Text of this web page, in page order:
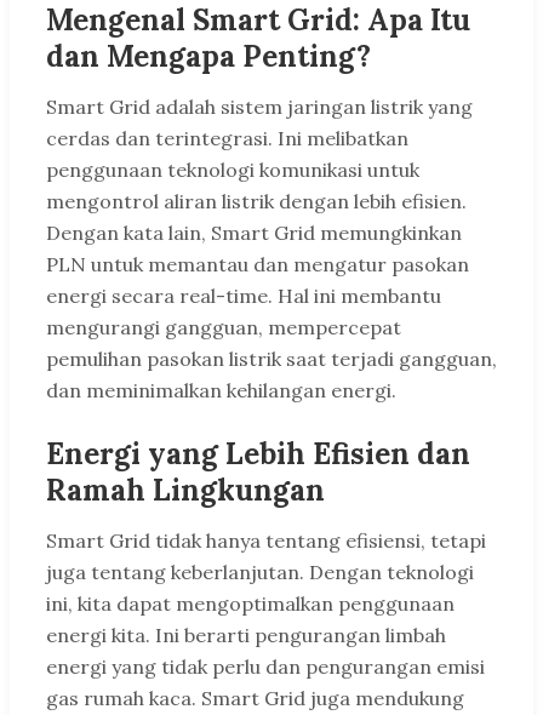
Mengenal Smart Grid: Apa Itu
dan Mengapa Penting?
Smart Grid adalah sistem jaringan listrik yang
cerdas dan terintegrasi. Ini melibatkan
penggunaan teknologi komunikasi untuk
mengontrol aliran listrik dengan lebih efisien.
Dengan kata lain, Smart Grid memungkinkan
PLN untuk memantau dan mengatur pasokan
energi secara real-time. Hal ini membantu
mengurangi gangguan, mempercepat
pemulihan pasokan listrik saat terjadi gangguan,
dan meminimalkan kehilangan energi.
Energi yang Lebih Efisien dan
Ramah Lingkungan
Smart Grid tidak hanya tentang efisiensi, tetapi
juga tentang keberlanjutan. Dengan teknologi
ini, kita dapat mengoptimalkan penggunaan
energi kita. Ini berarti pengurangan limbah
energi yang tidak perlu dan pengurangan emisi
gas rumah kaca. Smart Grid juga mendukung